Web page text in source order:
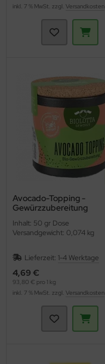
inkl. 7 % MwSt. zzgl. Versandkosten
Avocado-Topping -
Gewürzzubereitung
Inhalt: 50 gr Dose
Versandgewicht: 0,074 kg
Lieferzeit: 1-4 Werktage
4,69 €
93,80 € pro 1 kg
inkl. 7 % MwSt. zzgl. Versandkosten